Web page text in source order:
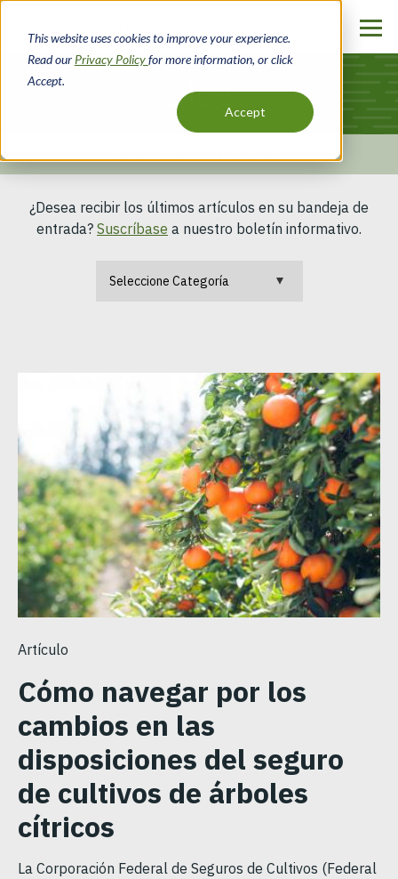
This website uses cookies to improve your experience.
Read our Privacy Policyfor more information, or click
Accept.
Accept
contenido
principal
Blog
Ruta
de
¿Desea recibir los últimos artículos en su bandeja de
entrada? Suscríbase a nuestro boletín informativo.
Artículo
Cómo navegar por los
cambios en las
disposiciones del seguro
de cultivos de árboles
cítricos
La Corporación Federal de Seguros de Cultivos (Federal